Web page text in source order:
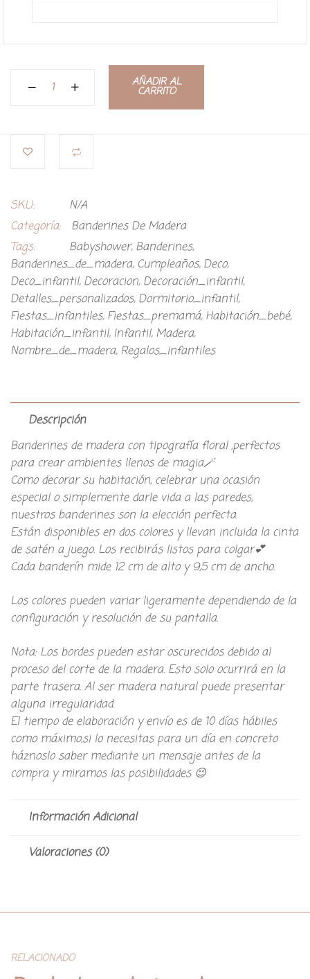
AÑADIR AL
CARRITO
SKU:
N/A
Categoría:
Banderines De Madera
Tags:
Babyshower, Banderines,
Banderines_de_madera, Cumpleaños, Deco,
Deco_infantil, Decoracion, Decoración_infantil,
Detalles_personalizados, Dormitorio_infantil,
Fiestas_infantiles, Fiestas_premamá, Habitación_bebé,
Habitación_infantil, Infantil, Madera,
Nombre_de_madera, Regalos_infantiles
Descripción
Banderines de madera con tipografía floral ,perfectos
para crear ambientes llenos de magia🪄
Como decorar su habitación, celebrar una ocasión
especial o simplemente darle vida a las paredes,
nuestros banderines son la elección perfecta.
Están disponibles en dos colores y llevan incluida la cinta
de satén a juego. Los recibirás listos para colgar💕
Cada banderín mide 12 cm de alto y 9,5 cm de ancho.
Los colores pueden variar ligeramente dependiendo de la
configuración y resolución de su pantalla.
Nota: Los bordes pueden estar oscurecidos debido al
proceso del corte de la madera. Esto solo ocurrirá en la
parte trasera. Al ser madera natural puede presentar
alguna irregularidad.
El tiempo de elaboración y envío es de 10 días hábiles
como máximo,si lo necesitas para un día en concreto
háznoslo saber mediante un mensaje antes de la
compra y miramos las posibilidades 😉
Información Adicional
Valoraciones (0)
RELACIONADO